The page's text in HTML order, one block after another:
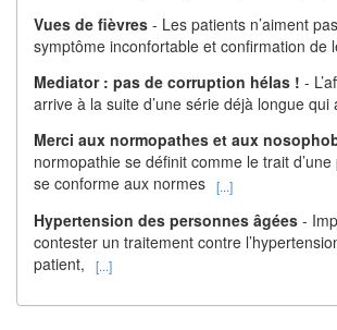
Vues de fièvres - Les patients n’aiment
symptôme inconfortable et confirmation de
Mediator : pas de corruption hélas ! -
arrive à la suite d’une série déjà longue qui
Merci aux normopathes et aux
normopathie se définit comme le trait
se conforme aux normes [...]
Hypertension des personnes âgées -
contester un traitement contre
patient,
[...]